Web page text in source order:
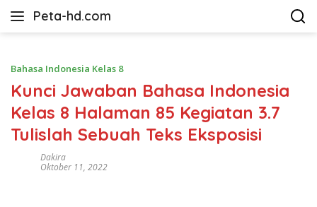
Peta-hd.com
Kumpulan
HD
Bahasa Indonesia Kelas 8
Kunci Jawaban Bahasa Indonesia
Kelas 8 Halaman 85 Kegiatan 3.7
Tulislah Sebuah Teks Eksposisi
Dakira
Oktober 11, 2022